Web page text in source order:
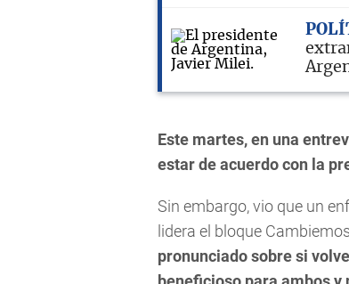
Este martes, en una
estar de acuerdo con la
Sin embargo, vio que un
lidera el bloque
pronunciado sobre si